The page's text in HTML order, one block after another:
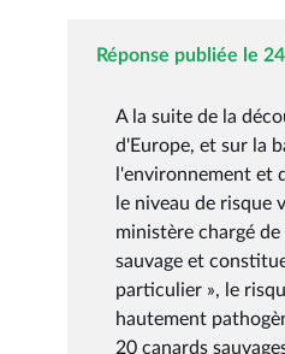
Réponse publiée le
A la suite de la
d'Europe, et sur la
l'environnement et
le niveau de risque
ministère chargé
sauvage et
particulier », le
hautement
20 canards